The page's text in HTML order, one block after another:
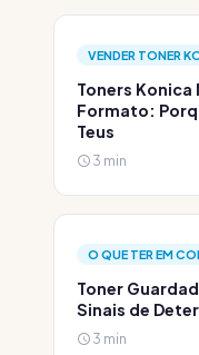
VENDER TONER
Toners Konica
Formato:
Teus
3 min
O QUE TER EM
Toner
Sinais de
3 min